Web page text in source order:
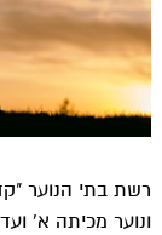
רשת בתי הנוער